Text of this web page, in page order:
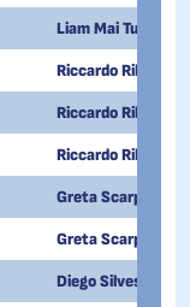
Liam Mai Tuan
Riccardo Ribodino
Riccardo Ribodino
Riccardo Ribodino
Greta Scarpellini
Greta Scarpellini
Diego Silvestri